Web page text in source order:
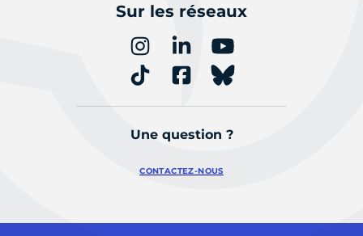
Sur les réseaux
Une question ?
CONTACTEZ-NOUS